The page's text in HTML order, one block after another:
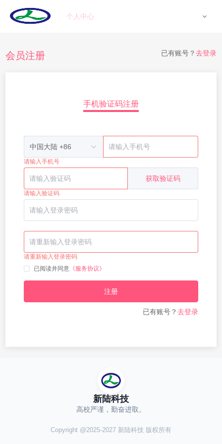
个人中心
会员注册
手机验证码注册
中国大陆 +86
请输入手机号
获取验证码
请输入验证码
请重新输入登录密码
已阅读并同意 《服务协议》
注册
已有账号？去登录
已有账号？ 去登录
新陆科技
高校严谨，勤奋进取。
Copyright @2025-2027 新陆科技 版权所有